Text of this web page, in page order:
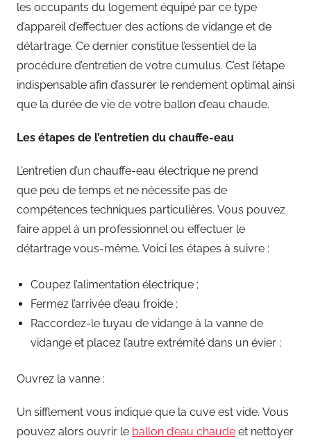
les occupants du logement équipé par ce type
d’appareil d’effectuer des actions de vidange et de
détartrage. Ce dernier constitue l’essentiel de la
procédure d’entretien de votre cumulus. C’est l’étape
indispensable afin d’assurer le rendement optimal ainsi
que la durée de vie de votre ballon d’eau chaude.
Les étapes de l’entretien du chauffe-eau
L’entretien d’un chauffe-eau électrique ne prend
que peu de temps et ne nécessite pas de
compétences techniques particulières. Vous pouvez
faire appel à un professionnel ou effectuer le
détartrage vous-même. Voici les étapes à suivre :
Coupez l’alimentation électrique ;
Fermez l’arrivée d’eau froide ;
Raccordez-le tuyau de vidange à la vanne de
vidange et placez l’autre extrémité dans un évier ;
Ouvrez la vanne :
Un sifflement vous indique que la cuve est vide. Vous
pouvez alors ouvrir le ballon d’eau chaude et nettoyer